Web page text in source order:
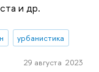
и др.
урбанистика
29 августа 2023